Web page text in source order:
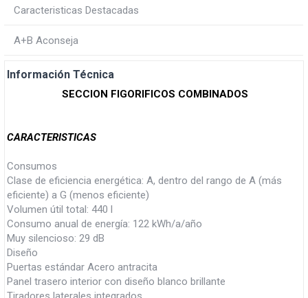
Caracteristicas Destacadas
A+B Aconseja
Información Técnica
SECCION FIGORIFICOS COMBINADOS
CARACTERISTICAS
Consumos
Clase de eficiencia energética: A, dentro del rango de A (más
eficiente) a G (menos eficiente)
Volumen útil total: 440 l
Consumo anual de energía: 122 kWh/a/año
Muy silencioso: 29 dB
Diseño
Puertas estándar Acero antracita
Panel trasero interior con diseño blanco brillante